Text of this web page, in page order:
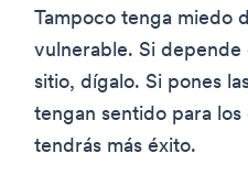
Tampoco tenga miedo
vulnerable. Si depende
sitio, dígalo. Si pones
tengan sentido para
tendrás más éxito.